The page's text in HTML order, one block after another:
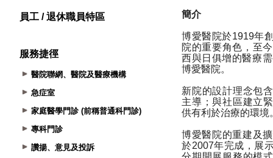
員工 / 退休職員特區
服務捷徑
醫院聯網、醫院及醫療機構
急症室
家庭醫學門診 (前稱普通科門診)
專科門診
讚揚、意見及投訴